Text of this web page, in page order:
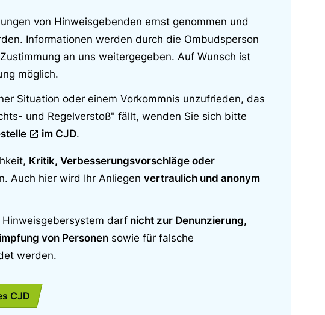
von Hinweisgebenden ernst genommen und
Informationen werden durch die Ombudsperson
an uns weitergegeben. Auf Wunsch ist
möglich.
Situation oder einem Vorkommnis unzufrieden, das
und Regelverstoß" fällt, wenden Sie sich bitte
im CJD.
Kritik, Verbesserungsvorschläge oder
Auch hier wird Ihr Anliegenvertraulich und anonym
darf nicht zur Denunzierung,
von Personen sowie für falsche
werden.
CJD